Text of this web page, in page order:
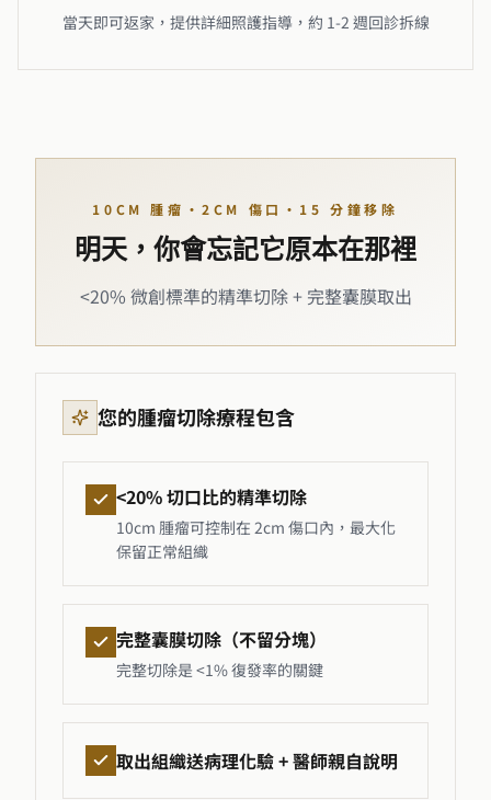
當天即可返家，提供詳細照護指導，約 1-2 週回診拆線
10CM 腫瘤・2CM 傷口・15 分鐘移除
明天，你會忘記它原本在那裡
<20% 微創標準的精準切除 + 完整囊膜取出
您的腫瘤切除療程包含
<20% 切口比的精準切除
10cm 腫瘤可控制在 2cm 傷口內，最大化
保留正常組織
完整囊膜切除（不留分塊）
完整切除是 <1% 復發率的關鍵
取出組織送病理化驗 + 醫師親自說明